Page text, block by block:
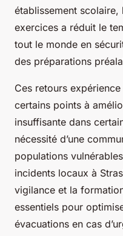
établissement
exercices a réduit le
tout le monde en
des préparations
Ces retours
certains points à
insuffisante dans
nécessité d’une
populations
incidents locaux à
vigilance et la
essentiels pour
évacuations en cas